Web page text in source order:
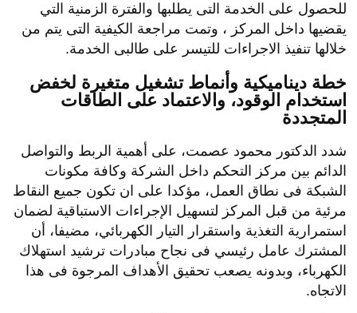
للحصول على الخدمة التى يطلبها والفترة الزمنية التي
يقضيها داخل المركز ، وتمت مراجعة الكيفية التى يتم من
خلالها تنفيذ الاجراءات للتيسر على طالبى الخدمة.
خطة ديناميكية وأنماط تشغيل متغيرة لخفض
استخدام الوقود، والاعتماد على الطاقات
المتجددة
شدد الدكتور محمود عصمت، على أهمية الربط والتواصل
الدائم بين مركز التحكم داخل الشركة وكافة مكونات
الشبكة فى نطاق العمل، مؤكدا على ان تكون جميع النقاط
مرئية من قبل المركز لتسهيل الإجراءات الاستباقية لضمان
استمرارية التغذية واستقرار التيار الكهربائي، مضيفا، أن
المشترك عامل رئيسي فى نجاح مبادرات ترشيد استهلاك
الكهرباء، وبدونه يصعب تحقيق الأهداف المرجوة فى هذا
الاتجاه.